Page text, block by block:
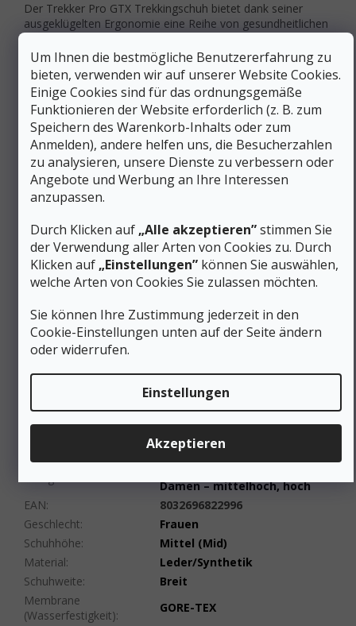
Um Ihnen die bestmögliche Benutzererfahrung zu
bieten, verwenden wir auf unserer Website Cookies.
Einige Cookies sind für das ordnungsgemäße
Funktionieren der Website erforderlich (z. B. zum
Speichern des Warenkorb-Inhalts oder zum
Anmelden), andere helfen uns, die Besucherzahlen
zu analysieren, unsere Dienste zu verbessern oder
Angebote und Werbung an Ihre Interessen
anzupassen.
Durch Klicken auf „Alle akzeptieren”stimmen Sie
der Verwendung aller Arten von Cookies zu. Durch
Klicken auf „Einstellungen” können Sie auswählen,
welche Arten von Cookies Sie zulassen möchten.
Sie können Ihre Zustimmung jederzeit in den
Cookie-Einstellungen unten auf der Seite ändern
oder widerrufen.
Einstellungen
Akzeptieren
Der Trekker Pro GTX Trekkingschuh bietet dank seiner
ausgeklügelten Ergonomie eine Reihe von gesundheitlichen
Biomechanik des Gehens durch alle Schichten des Schuhs -
von der Einlegesohle über die Zwischensohle bis zur
Außensohle. Dieses System verbessert die
Druckverteilung bei jedem Schritt erheblich und reduziert
das Risiko von Blasen oder Schmerzen.
Beugt Ermüdung vor und fördert die
natürliche Bewegung
AnatomischeAKU Custom Fit Soft-Einlegesohle
mit medialer Längsverstärkung
einen natürlichen Bewegungsablauf
Mittlere Steifigkeitzur Vermeidung von
Überpronation ohne Einschränkung der natürlichen
Bewegung
Blasen und Hühneraugen
Biomechanische Effizienzreduziert nachweislich
die Ermüdung bei längeren Wanderungen
durchdachter Ergonomie lohnt sich für jeden, der mehr Zeit
in den Bergen verbringt - so bleiben Ihre Füße auch nach
anstrengenden Wanderungen ausgeruht und gesund.
Zusätzliche Parameter
Damen – mittelhoch, hoch
EAN:
8032696822996
Geschlecht:
Frauen
Schuhhöhe:
Mittel (Mid)
Material:
Leder/Synthetik
Schuhweite:
Breit
Membrane
(Wasserfestigkeit):
GORE-TEX